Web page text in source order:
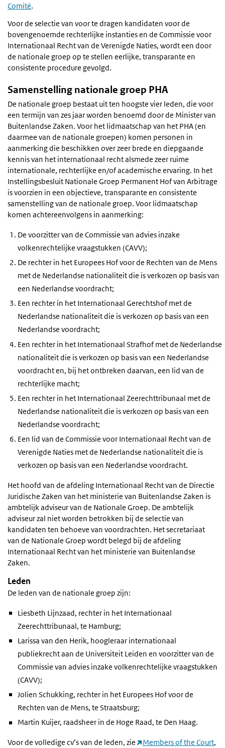
Comité.
Voor de selectie van voor te dragen kandidaten voor de
bovengenoemde rechterlijke instanties en de Commissie voor
Internationaal Recht van de Verenigde Naties, wordt een door
de nationale groep op te stellen eerlijke, transparante en
consistente procedure gevolgd.
Samenstelling nationale groep PHA
De nationale groep bestaat uit ten hoogste vier leden, die voor
een termijn van zes jaar worden benoemd door de Minister van
Buitenlandse Zaken. Voor het lidmaatschap van het PHA (en
daarmee van de nationale groepen) komen personen in
aanmerking die beschikken over zeer brede en diepgaande
kennis van het internationaal recht alsmede zeer ruime
internationale, rechterlijke en/of academische ervaring. In het
Instellingsbesluit Nationale Groep Permanent Hof van Arbitrage
is voorzien in een objectieve, transparante en consistente
samenstelling van de nationale groep. Voor lidmaatschap
komen achtereenvolgens in aanmerking:
De voorzitter van de Commissie van advies inzake
volkenrechtelijke vraagstukken (CAVV);
De rechter in het Europees Hof voor de Rechten van de Mens
met de Nederlandse nationaliteit die is verkozen op basis van
een Nederlandse voordracht;
Een rechter in het Internationaal Gerechtshof met de
Nederlandse nationaliteit die is verkozen op basis van een
Nederlandse voordracht;
Een rechter in het Internationaal Strafhof met de Nederlandse
nationaliteit die is verkozen op basis van een Nederlandse
voordracht en, bij het ontbreken daarvan, een lid van de
rechterlijke macht;
Een rechter in het Internationaal Zeerechttribunaal met de
Nederlandse nationaliteit die is verkozen op basis van een
Nederlandse voordracht;
Een lid van de Commissie voor Internationaal Recht van de
Verenigde Naties met de Nederlandse nationaliteit die is
verkozen op basis van een Nederlandse voordracht.
Het hoofd van de afdeling Internationaal Recht van de Directie
Juridische Zaken van het ministerie van Buitenlandse Zaken is
ambtelijk adviseur van de Nationale Groep. De ambtelijk
adviseur zal niet worden betrokken bij de selectie van
kandidaten ten behoeve van voordrachten. Het secretariaat
van de Nationale Groep wordt belegd bij de afdeling
Internationaal Recht van het ministerie van Buitenlandse
Zaken.
Leden
De leden van de nationale groep zijn:
Liesbeth Lijnzaad, rechter in het Internationaal
Zeerechttribunaal, te Hamburg;
Larissa van den Herik, hoogleraar internationaal
publiekrecht aan de Universiteit Leiden en voorzitter van de
Commissie van advies inzake volkenrechtelijke vraagstukken
(CAVV);
Jolien Schukking, rechter in het Europees Hof voor de
Rechten van de Mens, te Straatsburg;
Martin Kuijer, raadsheer in de Hoge Raad, te Den Haag.
Voor de volledige cv’s van de leden, zie Members of the Court,